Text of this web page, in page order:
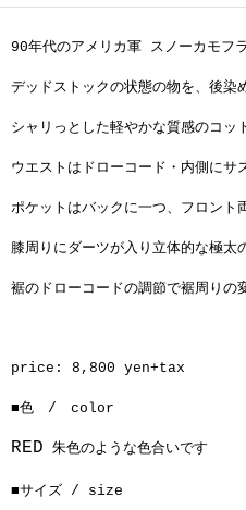
90年代のアメリカ軍 スノーカモフ
デッドストックの状態の物を、後染
シャリっとした軽やかな質感のコッ
ウエストはドローコード・内側にサ
ポケットはバックに一つ、フロント
膝周りにダーツが入り立体的な極太
裾のドローコードの調節で裾周りの
price: 8,800 yen+tax
■色 / color
RED 朱色のような色合いです
■サイズ / size